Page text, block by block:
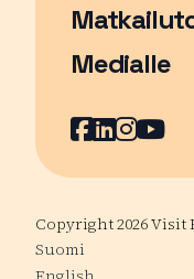
Medialle
Facebook
Sivu
LinkedIn
Sivu
Sivu
Sivu
Copyright 2026 Visit
Suomi